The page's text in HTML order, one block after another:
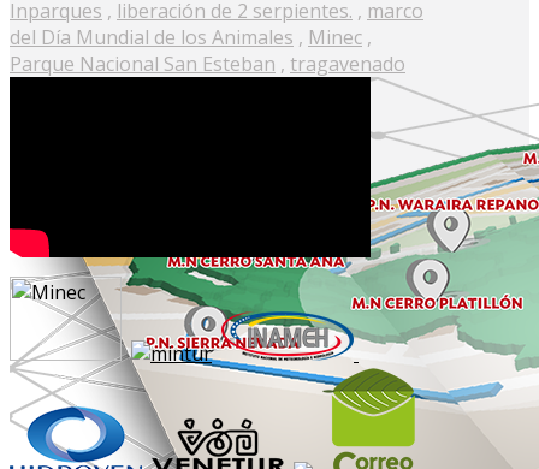
Inparques , liberación de 2 serpientes. , marco
del Día Mundial de los Animales , Minec ,
Parque Nacional San Esteban , tragavenado